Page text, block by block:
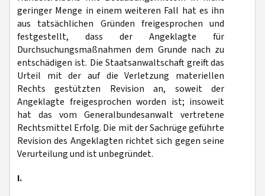
geringer Menge in einem weiteren Fall hat es ihn
aus tatsächlichen Gründen freigesprochen und
festgestellt, dass der Angeklagte für
Durchsuchungsmaßnahmen dem Grunde nach zu
entschädigen ist. Die Staatsanwaltschaft greift das
Urteil mit der auf die Verletzung materiellen
Rechts gestützten Revision an, soweit der
Angeklagte freigesprochen worden ist; insoweit
hat das vom Generalbundesanwalt vertretene
Rechtsmittel Erfolg. Die mit der Sachrüge geführte
Revision des Angeklagten richtet sich gegen seine
Verurteilung und ist unbegründet.
I.